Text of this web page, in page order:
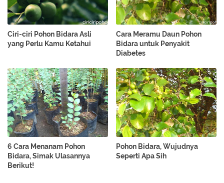
Ciri-ciri Pohon Bidara Asli
yang Perlu Kamu Ketahui
Cara Meramu Daun Pohon
Bidara untuk Penyakit
Diabetes
6 Cara Menanam Pohon
Bidara, Simak Ulasannya
Berikut!
Pohon Bidara, Wujudnya
Seperti Apa Sih